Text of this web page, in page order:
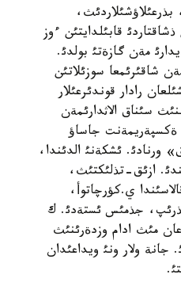
قابئلدايتئن ءوز
مةن گازةتئ بولدئ.
شاقئرئمعا سوزئلاتئن
رادار قوندئرعئلار
سئناق الاثدارئمةن
ةكسپةريمةنت جاساؤ
ورنادئ. ئشكةنئ الدئندا،
ازئق-تذلئكتئث،
ي.كؤرچاتوأ،
تذرئپ، جذمئس ئستةدئ. ك
مئث ادام وزدةرئنئث
ولار ونئ ويداعئدان